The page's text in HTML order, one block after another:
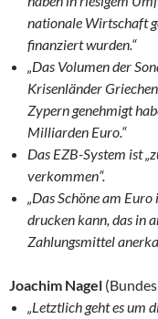
nationale Wirtschaft
finanziert wurden.“
„Das Volumen der
Krisenländer
Zypern genehmigt
Milliarden Euro.“
Das EZB-System ist
verkommen“.
„Das Schöne am
drucken kann, das in
Zahlungsmittel
Joachim Nagel
„Letztlich geht es um